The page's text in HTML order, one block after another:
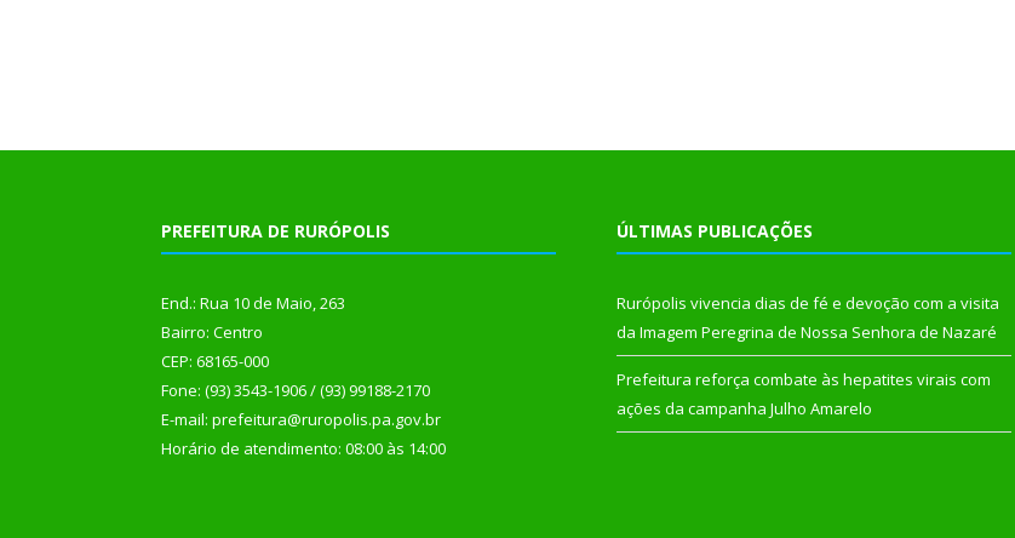
PREFEITURA DE RURÓPOLIS
End.: Rua 10 de Maio, 263
Bairro: Centro
CEP: 68165-000
Fone: (93) 3543-1906 / (93) 99188-2170
E-mail: prefeitura@ruropolis.pa.gov.br
Horário de atendimento: 08:00 às 14:00
ÚLTIMAS PUBLICAÇÕES
Rurópolis vivencia dias de fé e devoção com a visita
da Imagem Peregrina de Nossa Senhora de Nazaré
Prefeitura reforça combate às hepatites virais com
ações da campanha Julho Amarelo